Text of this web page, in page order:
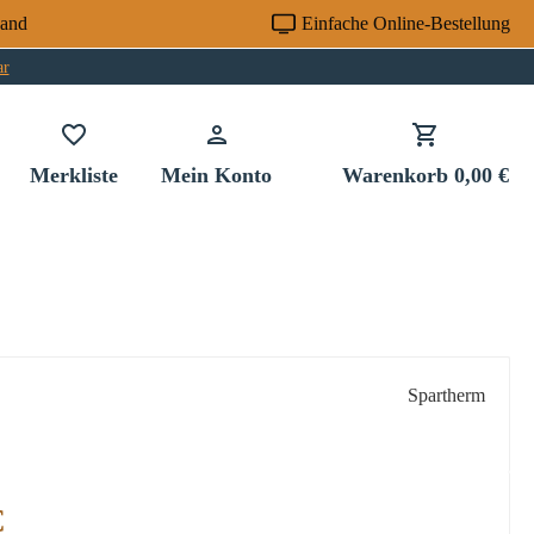
Einfache Online-Bestellung
MerklisteDu hast 0 Produkte auf dem Merkzettel
Mein Konto Warenkorb 0,00 €
Spartherm